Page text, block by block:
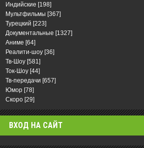
Индийские [198]
Мультфильмы [367]
Турецкий [223]
Документальные [1327]
Аниме [64]
Реалити-шоу [36]
Тв-Шоу [581]
Ток-Шоу [44]
Тв-передачи [657]
Юмор [78]
Скоро [29]
ВХОД НА САЙТ